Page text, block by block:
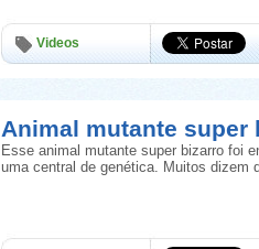
Videos
Animal mutante
Esse animal mutante super bizarro foi
uma central de genética. Muitos dizem